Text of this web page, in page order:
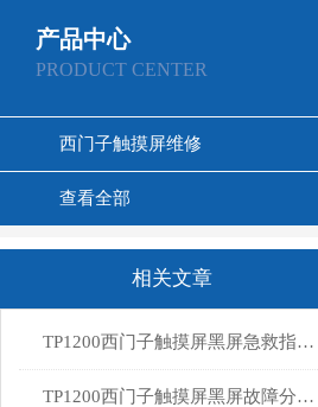
产品中心
PRODUCT CENTER
西门子触摸屏维修
查看全部
相关文章
TP1200西门子触摸屏黑屏急救指南：从排查到修复的完整流程
TP1200西门子触摸屏黑屏故障分析与维修指南